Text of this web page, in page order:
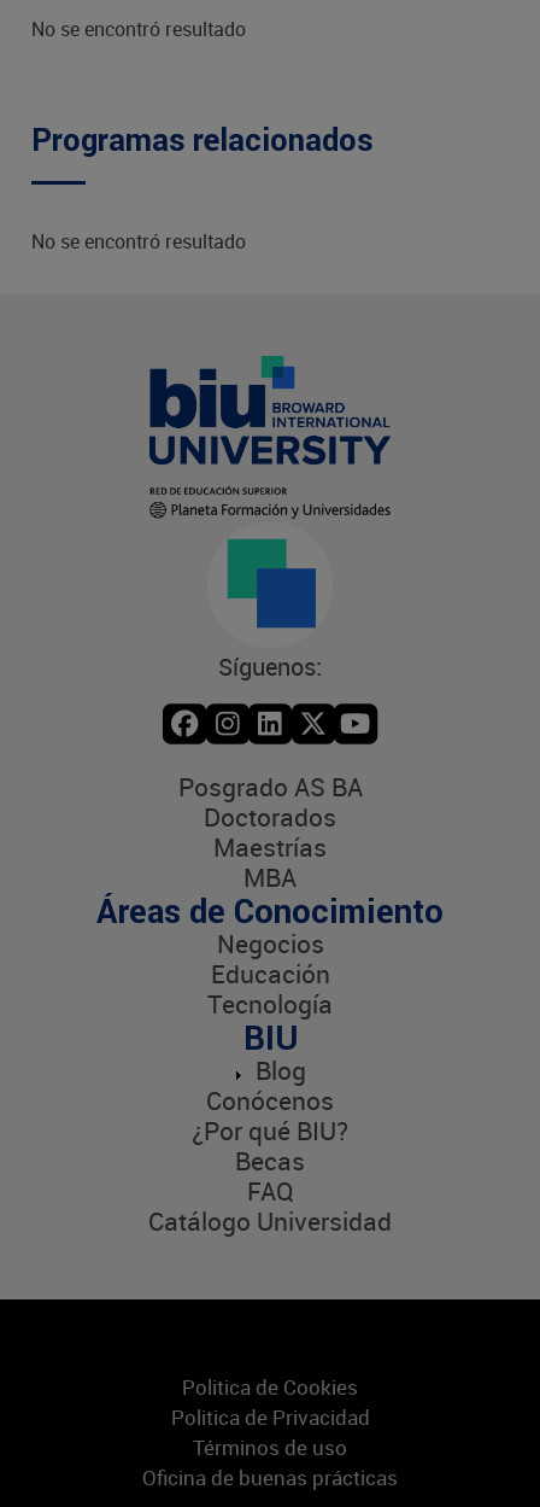
No se encontró resultado
Programas relacionados
No se encontró resultado
Síguenos:
Posgrado AS BA
Doctorados
Maestrías
MBA
Áreas de Conocimiento
Negocios
Educación
Tecnología
BIU
Blog
Conócenos
¿Por qué BIU?
Becas
FAQ
Catálogo Universidad
Politica de Cookies
Politica de Privacidad
Términos de uso
Oficina de buenas prácticas